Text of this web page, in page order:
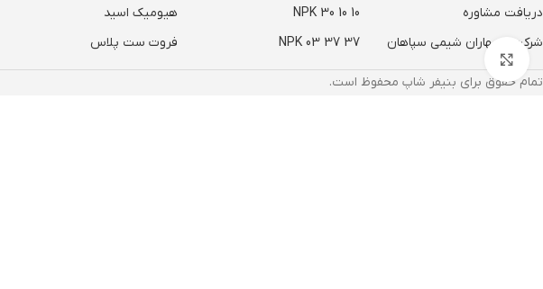
دریافت مشاوره
شرکت نوبهاران شیمی سپاهان
NPK 30 10 10
NPK 03 37 37
هیومیک اسید
فروت ست پلاس
تمام حقوق برای بنیفر شاپ محفوظ است.